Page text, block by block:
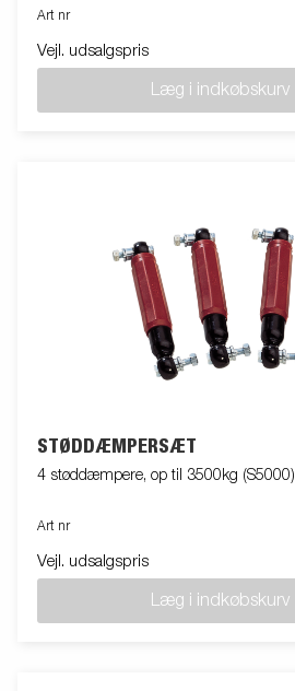
Art nr
Vejl. udsalgspris
Læg i indkøbskurv
STØDDÆMPERSÆT
4 støddæmpere, op til 3500kg (S5000)
Art nr
Vejl. udsalgspris
Læg i indkøbskurv